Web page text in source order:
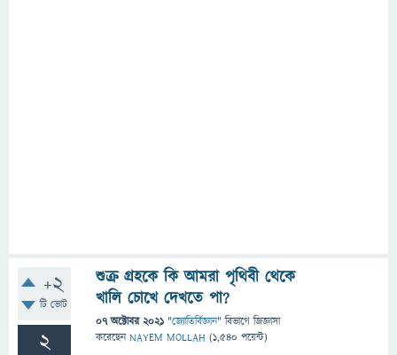
+2
টি ভোট
2
শুক্র গ্রহকে কি আমরা পৃথিবী থেকে
খালি চোখে দেখতে পা?
07 অক্টোবর 2021 "জ্যোতির্বিজ্ঞান" বিভাগে জিজ্ঞাসা
করেছেনNAYEM MOLLAH (1,540 পয়েন্ট)